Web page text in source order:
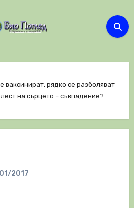
ваксинират, рядко се разболяват
на сърцето – съвпадение?
2017